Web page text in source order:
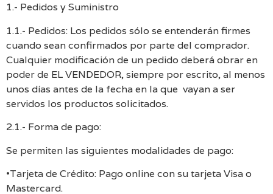
1.- Pedidos y Suministro
1.1.- Pedidos: Los pedidos sólo se entenderán firmes
cuando sean confirmados por parte del comprador.
Cualquier modificación de un pedido deberá obrar en
poder de EL VENDEDOR, siempre por escrito, al menos
unos días antes de la fecha en la que vayan a ser
servidos los productos solicitados.
2.1.- Forma de pago:
Se permiten las siguientes modalidades de pago:
•Tarjeta de Crédito: Pago online con su tarjeta Visa o
Mastercard.